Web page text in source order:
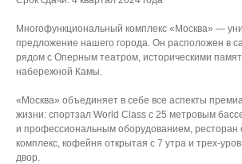
Многофункциональный комплекс «Москва» ―
предложение нашего города. Он расположен в
рядом с Оперным театром, историческими
набережной Камы.
«Москва» объединяет в себе все аспекты
жизни: спортзал World Class с 25 метровым
и профессиональным оборудованием, ресторан
комплекс, кофейня открытая с 7 утра и трех-
двор.